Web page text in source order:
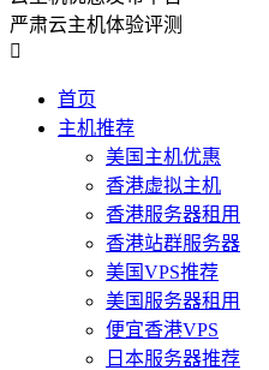
严肃云主机体验评测

首页
主机推荐
美国主机优惠
香港虚拟主机
香港服务器租用
香港站群服务器
美国VPS推荐
美国服务器租用
便宜香港VPS
日本服务器推荐